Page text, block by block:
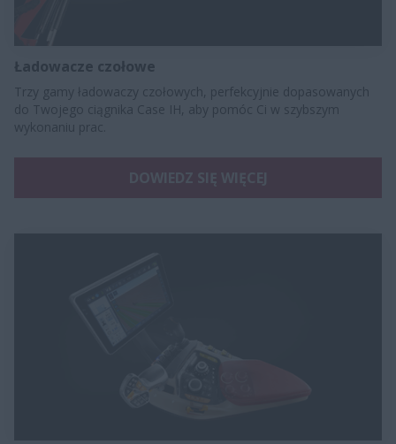
Ładowacze czołowe
Trzy gamy ładowaczy czołowych, perfekcyjnie dopasowanych
do Twojego ciągnika Case IH, aby pomóc Ci w szybszym
wykonaniu prac.